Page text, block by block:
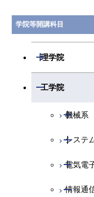
学院等開講科目
理学院
開閉
物理学系
化学系
地球惑
専門科目
工学院
開閉
機械系
開閉
システ
開閉
電気電
開閉
情報通
開閉